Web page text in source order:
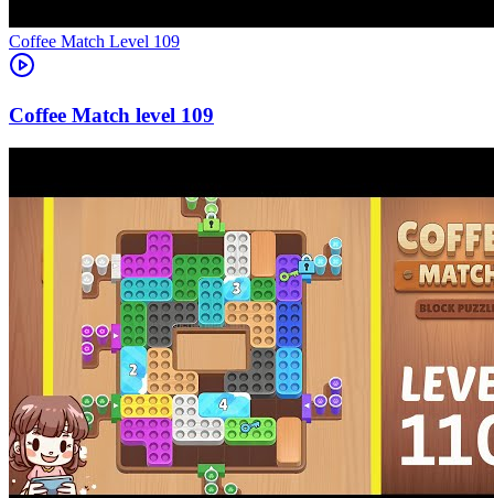
Level 109
109